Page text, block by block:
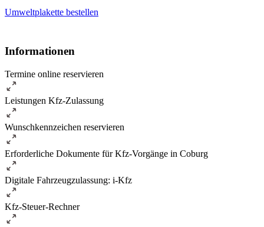
Umweltplakette bestellen
Informationen
Termine online reservieren
Leistungen Kfz-Zulassung
Wunschkennzeichen reservieren
Erforderliche Dokumente für Kfz-Vorgänge in Coburg
Digitale Fahrzeugzulassung: i-Kfz
Kfz-Steuer-Rechner